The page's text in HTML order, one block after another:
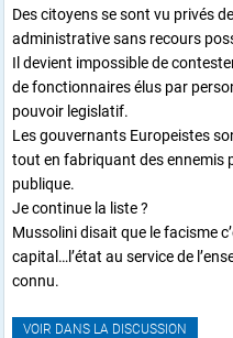
Des citoyens se sont vu privés
administrative sans recours
Il devient impossible de
de fonctionnaires élus par
pouvoir legislatif.
Les gouvernants Europeistes
tout en fabriquant des ennemis
publique.
Je continue la liste ?
Mussolini disait que le facisme
capital…l’état au service de
connu.
VOIR DANS LA DISCUSSION